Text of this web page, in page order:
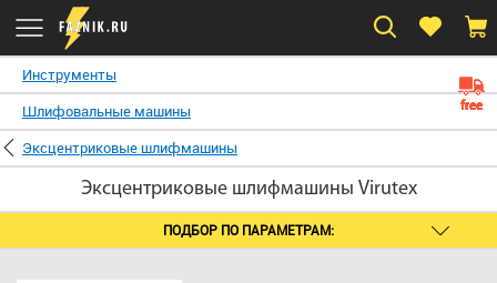
Инструменты
Шлифовальные машины
Эксцентриковые шлифмашины
Эксцентриковые шлифмашины Virutex
ПОДБОР ПО ПАРАМЕТРАМ:
free
free
free
free
free
free
free